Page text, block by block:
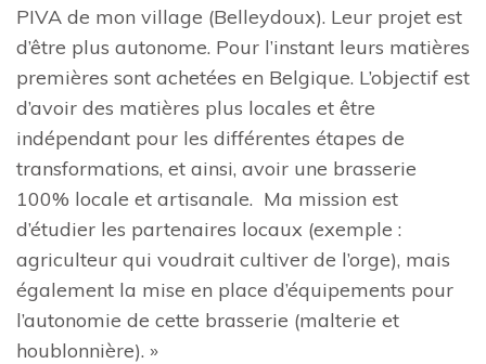
PIVA de mon village (Belleydoux). Leur projet est
d’être plus autonome. Pour l’instant leurs matières
premières sont achetées en Belgique. L’objectif est
d’avoir des matières plus locales et être
indépendant pour les différentes étapes de
transformations, et ainsi, avoir une brasserie
100% locale et artisanale. Ma mission est
d’étudier les partenaires locaux (exemple :
agriculteur qui voudrait cultiver de l’orge), mais
également la mise en place d’équipements pour
l’autonomie de cette brasserie (malterie et
houblonnière). »